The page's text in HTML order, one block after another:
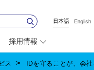
日本語 English
採用情報
ス
IDを守ることが、会社